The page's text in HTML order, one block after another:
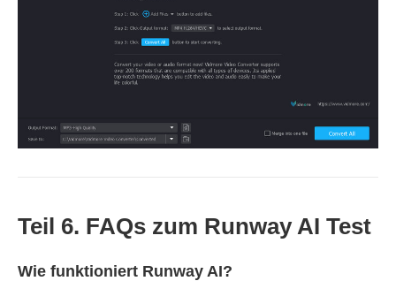
Teil 6. FAQs zum Runway AI Test
Wie funktioniert Runway AI?